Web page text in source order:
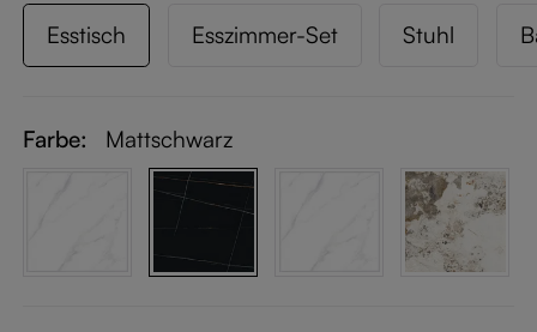
Esstisch Esszimmer-Set Stuhl
Farbe: Mattschwarz